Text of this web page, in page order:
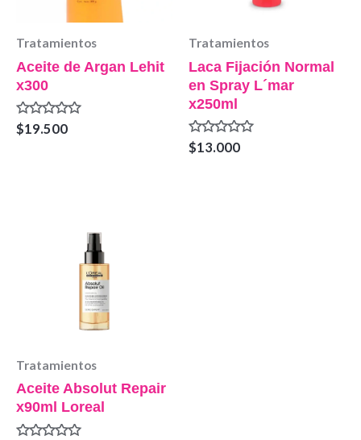
Tratamientos
Aceite de Argan Lehit
x300
Valorado
en
$19.500
Tratamientos
Laca Fijación Normal
en Spray L´mar
x250ml
Valorado
en
$13.000
Tratamientos
Aceite Absolut Repair
x90ml Loreal